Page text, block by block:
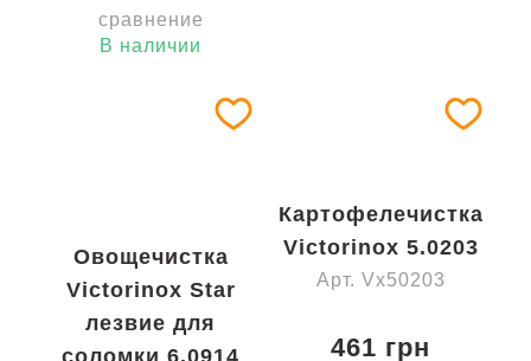
сравнение
В наличии
Овощечистка
Victorinox Star
лезвие для
соломки 6.0914
Картофелечистка
Victorinox 5.0203
Арт. Vx50203
461 грн